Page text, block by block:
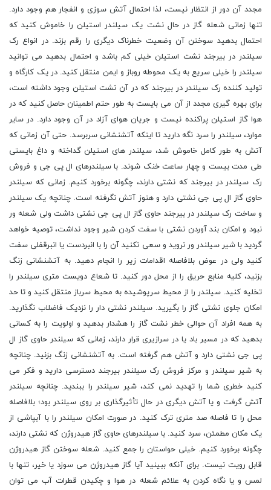
مجدد آن دور از انتظار نیست، لذا احتمال آتش ‏سوزی و انفجار هم وجود دارد.
تنها زمانی شعله گاز در حال نشت یک سیلندر استیلن را خاموش کنید که
احتمال بدهید سوختن آن وضعیت خطرناک دیگری را رقم بزند. در انواع رک
سیلندر در بیرجند نشت استیلن خیلی کم باشد و احتمال بدهید می ‏توانید
سیلندر را خیلی سریع به یک محوطه روباز و ایمن منتقل کنید. در یک کارگاه و
تولید کننده رک سیلندر در بیرجند که در آن نشت استیلن وجود داشته است،
برای بهره گیری مجدد از آن می بایست به طور حتم اطمینان حاصل کنید که در
هوا گاز استیلن پراکنده نیست و جریان هوای آزاد در آن وجود دارد. در سایر
موارد، سیلندر را سرد نگه دارید تا اینکه آتش‏نشانی سربرسد. حتی آن زمانی که
آتش به طور کامل خاموش شد، سیلندر های استیلن گداخته و داغ بایستی
طی مدت بیست و چهار ساعت خنک شوند. با سیلندر‏های ال پی جی و فروش
رک سیلندر در بیرجند که نشتی دارند، چگونه برخورد کنیم. زمانی که سیلندر
حاوی گاز ال پی جی نشتی‏ دارد و هنوز آتش نگرفته است. چنانچه یک سیلندر
و ساخت رک سیلندر در بیرجند حاوی گاز ال پی جی نشتی داشت ولی شعله‏ ور
نبود و امکان بند آوردن نشتی با سفت کردن شیر وجود نداشت، توصیه خواهد
گردید با شیر سیلندر ور نروید و سعی نکنید آن را با انبردست یا انبرقفلی سفت
کنید ولی در عوض بلافاصله اقدامات زیر را انجام دهید. به آتش‏نشانی زنگ
بزنید، کلیه منابع حریق را از محل دور کنید. تا شعاع دویست متری سیلندر را
تخلیه کنید. سیلندر را از محیط سرپوشیده به محیط سرباز منتقل کنید و تا حد
امکان جلوی نشتی گاز را بگیرید. سیلندر نشتی‏ دار را نزدیک فاضلاب نگذارید.
به همه افراد آن حوالی خطر نشت گاز را هشدار بدهید و اولویت را به کسانی
بدهید که در مسیر باد یا در سرازیری قرار دارند، زمانی که سیلندر حاوی گاز ال
پی جی نشتی‏ دارد و آتش هم گرفته است. به آتش‏نشانی زنگ بزنید. چنانچه
به شیر سیلندر و مرکز فروش رک سیلندر بیرجند دسترسی دارید و فکر می‏
کنید خطری شما را تهدید نمی ‏کند، شیر سیلندر را ببندید. چنانچه سیلندر
آتش گرفت و یا آتش دیگری در حال تأثیرگذاری بر روی سیلندر بود؛ بلافاصله
محل را تا فاصله صد متری ترک کنید. در صورت امکان سیلندر را با آب‏پاشی از
یک مکان مطمئن، سرد کنید. با سیلندر‏های حاوی گاز هیدروژن که نشتی دارند،
چگونه برخورد کنیم. خیلی حواستان را جمع کنید. شعله سوختن گاز هیدروژن
قابل رویت نیست. برای آنکه ببینید آیا گاز هیدروژن می‏ سوزد یا خیر، تنها با
لمس و یا نگاه کردن به علائم شعله در هوا و چکیدن قطرات آب می‏ توان